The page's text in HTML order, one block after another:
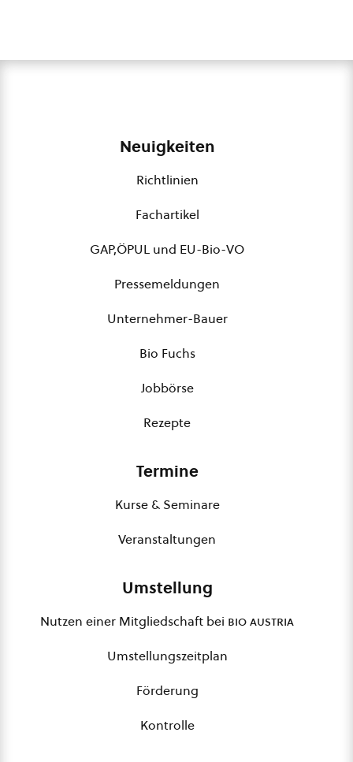
Neuigkeiten
Richtlinien
Fachartikel
GAP,ÖPUL und EU-Bio-VO
Pressemeldungen
Unternehmer-Bauer
Bio Fuchs
Jobbörse
Rezepte
Termine
Kurse & Seminare
Veranstaltungen
Umstellung
Nutzen einer Mitgliedschaft bei bio austria
Umstellungszeitplan
Förderung
Kontrolle